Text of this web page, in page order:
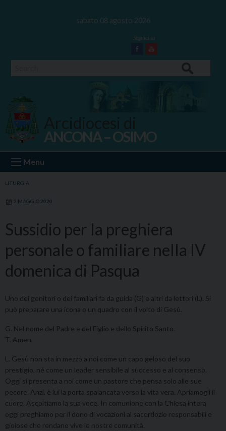
sabato 08 agosto 2026
Facebook
Youtube
Ancona Osimo
ANCONA – OSIMO
Menu
LITURGIA
2 MAGGIO 2020
Sussidio per la preghiera
personale o familiare nella IV
domenica di Pasqua
Uno dei genitori o dei familiari fa da guida (G) e altri da lettori (L). Si
può preparare una icona o un quadro con il volto di Gesù.
G. Nel nome del Padre e del Figlio e dello Spirito Santo.
T. Amen.
L. Gesù non sta in mezzo a noi come un capo geloso del suo
prestigio, né come un leader sensibile al successo e al consenso.
Oggi si presenta a noi come un pastore che pensa solo alle sue
pecore. Anzi, è lui la porta spalancata verso la vita vera. Apriamogli il
cuore. Ascoltiamo la sua voce. In comunione con la Chiesa intera
oggi preghiamo per il dono di vocazioni al sacerdozio responsabili e
gioiose che rendano vive le nostre comunità.